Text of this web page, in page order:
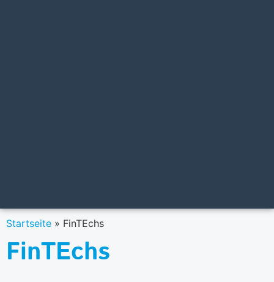
Startseite » FinTEchs
FinTEchs